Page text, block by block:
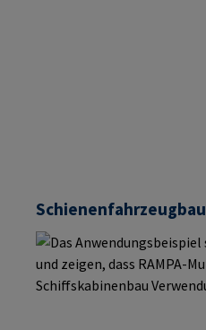
Schienenfahrzeugbau